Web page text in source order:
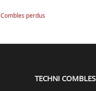
Combles perdus
TECHNI COMBLES